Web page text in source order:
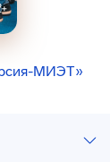
МИЭТ»